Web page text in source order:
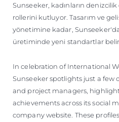
Sunseeker, kadınların
rollerini kutluyor. Tasarım ve
yönetimine kadar,
üretiminde yeni standartlar
In celebration of International
Sunseeker spotlights just a few
and project managers,
achievements across its social
company website. These